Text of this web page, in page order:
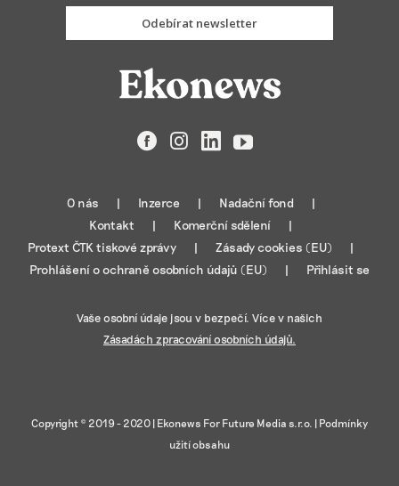
Odebírat newsletter
FacebookInstagramLinkedIn
YouTube
O nás Inzerce
Nadační fond
Kontakt
Komerční sdělení
Protext ČTK tiskové zprávy
Zásady cookies (EU)
Prohlášení o ochraně osobních údajů (EU)
Přihlásit se
Vaše osobní údaje jsou v bezpečí. Více v našich
Zásadách zpracování osobních údajů.
Copyright © 2019 - 2020 | Ekonews For Future Media s.r.o. | Podmínky
užití obsahu